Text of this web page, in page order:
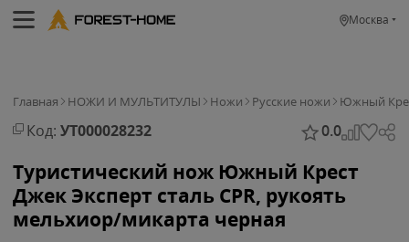
Москва
Главная НОЖИ И МУЛЬТИТУЛЫ Ножи Русские ножи Южный
Код: УТ000028232 0.0
Туристический нож Южный Крест
Джек Эксперт сталь CPR, рукоять
мельхиор/микарта черная